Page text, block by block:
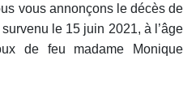
vous annonçons le décès de
le 15 juin 2021, à l’âge
de feu madame Monique